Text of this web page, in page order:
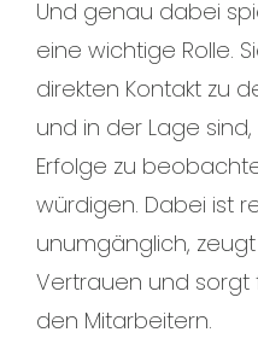
Und genau dabei
eine wichtige Rolle.
direkten Kontakt zu
und in der Lage
Erfolge zu
würdigen. Dabei ist
unumgänglich,
Vertrauen und sorgt
den Mitarbeitern.